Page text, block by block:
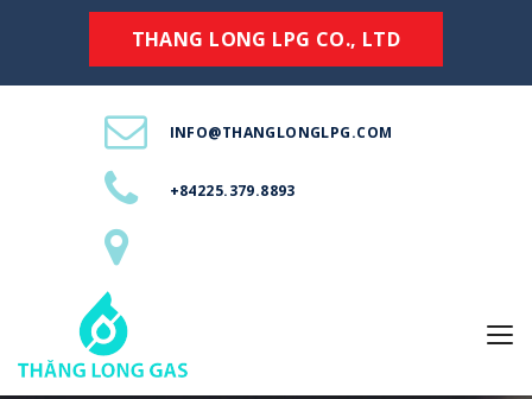
THANG LONG LPG CO., LTD
INFO@THANGLONGLPG.COM
+84225.379.8893